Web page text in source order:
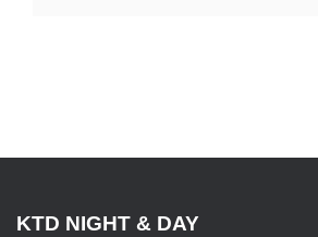
KTD NIGHT & DAY